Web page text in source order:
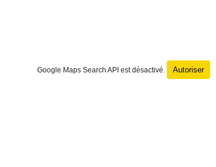
Google Maps Search API est désactivé. Autoriser